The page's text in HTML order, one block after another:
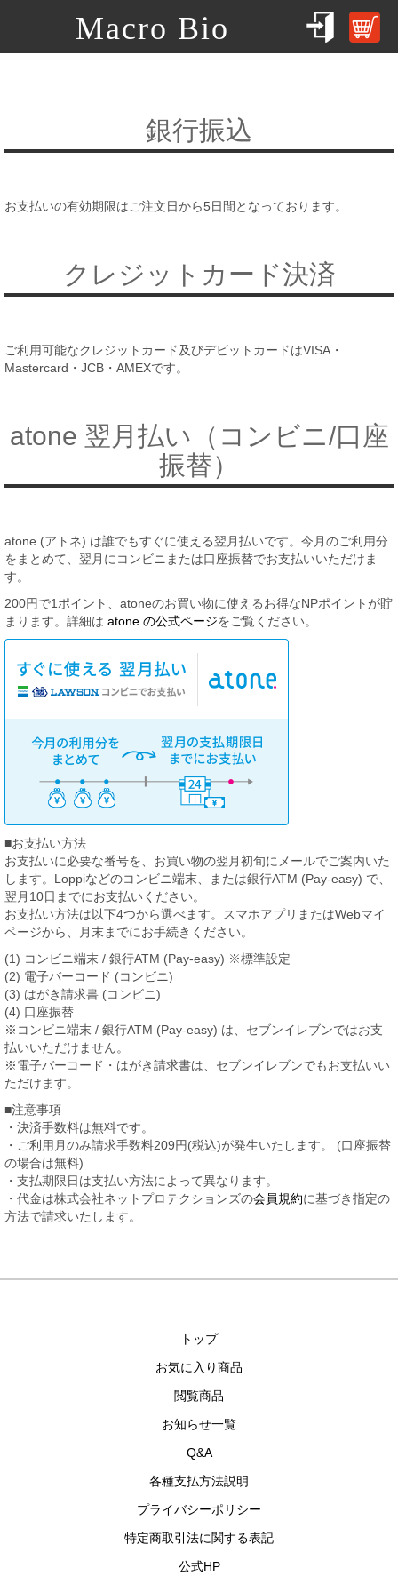
Macro Bio
銀行振込
お支払いの有効期限はご注文日から5日間となっております。
クレジットカード決済
ご利用可能なクレジットカード及びデビットカードはVISA・
Mastercard・JCB・AMEXです。
atone 翌月払い（コンビニ/口座
振替）
atone (アトネ) は誰でもすぐに使える翌月払いです。今月のご利用分
をまとめて、翌月にコンビニまたは口座振替でお支払いいただけま
す。
200円で1ポイント、atoneのお買い物に使えるお得なNPポイントが貯
まります。詳細は atone の公式ページをご覧ください。
■お支払い方法
お支払いに必要な番号を、お買い物の翌月初旬にメールでご案内いた
します。Loppiなどのコンビニ端末、または銀行ATM (Pay-easy) で、
翌月10日までにお支払いください。
お支払い方法は以下4つから選べます。スマホアプリまたはWebマイ
ページから、月末までにお手続きください。
(1) コンビニ端末 / 銀行ATM (Pay-easy) ※標準設定
(2) 電子バーコード (コンビニ)
(3) はがき請求書 (コンビニ)
(4) 口座振替
※コンビニ端末 / 銀行ATM (Pay-easy) は、セブンイレブンではお支
払いいただけません。
※電子バーコード・はがき請求書は、セブンイレブンでもお支払いい
ただけます。
■注意事項
・決済手数料は無料です。
・ご利用月のみ請求手数料209円(税込)が発生いたします。 (口座振替
の場合は無料)
・支払期限日は支払い方法によって異なります。
・代金は株式会社ネットプロテクションズの会員規約に基づき指定の
方法で請求いたします。
トップ
お気に入り商品
閲覧商品
お知らせ一覧
Q&A
各種支払方法説明
プライバシーポリシー
特定商取引法に関する表記
公式HP